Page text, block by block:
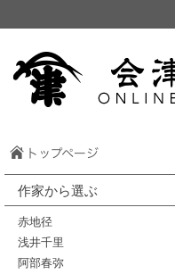
作家から選ぶ
赤地径
浅井千里
阿部春弥